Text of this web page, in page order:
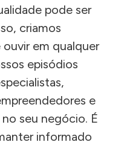
pode ser
criamos
em qualquer
episódios
e
seu negócio. É
informado